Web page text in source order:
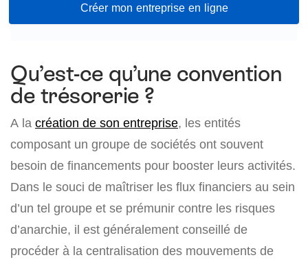
Créer mon entreprise en ligne
Qu’est-ce qu’une convention
de trésorerie ?
A la création de son entreprise, les entités
composant un groupe de sociétés ont souvent
besoin de financements pour booster leurs activités.
Dans le souci de maîtriser les flux financiers au sein
d’un tel groupe et se prémunir contre les risques
d’anarchie, il est généralement conseillé de
procéder à la centralisation des mouvements de